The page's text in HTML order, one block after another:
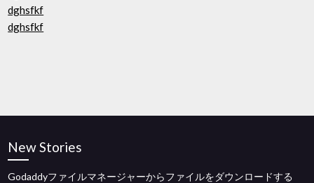
dghsfkf
dghsfkf
New Stories
Godaddyファイルマネージャーからファイルをダウンロードする